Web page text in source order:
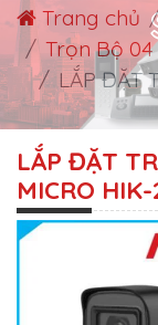
Trang chủ
Trọn Bộ
LẮP ĐẶT
LẮP ĐẶT
MICRO